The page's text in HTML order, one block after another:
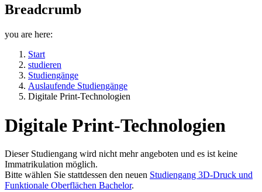
Breadcrumb
you are here:
Start
studieren
Studiengänge
Auslaufende Studiengänge
Digitale Print-Technologien
Digitale Print-Technologien
Dieser Studiengang wird nicht mehr angeboten und es ist keine
Immatrikulation möglich.
Bitte wählen Sie stattdessen den neuen Studiengang 3D-Druck und
Funktionale Oberflächen Bachelor.